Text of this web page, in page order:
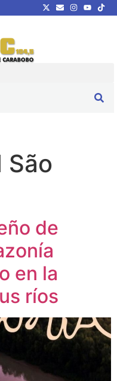
São
de
en la
ríos